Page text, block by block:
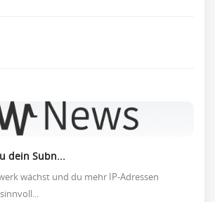
dein Subn...
wächst und du mehr IP-Adressen